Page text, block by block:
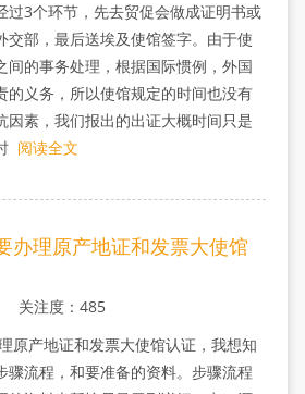
过3个环节，先去贸促会做成证明书或
交部，最后送埃及使馆签字。由于使
间的事务处理，根据国际惯例，外国
的义务，所以使馆规定的时间也没有
因素，我们报出的出证大概时间只是
阅读全文
办理原产地证和发票大使馆
关注度：485
原产地证和发票大使馆认证，我想知
骤流程，和要准备的资料。步骤流程